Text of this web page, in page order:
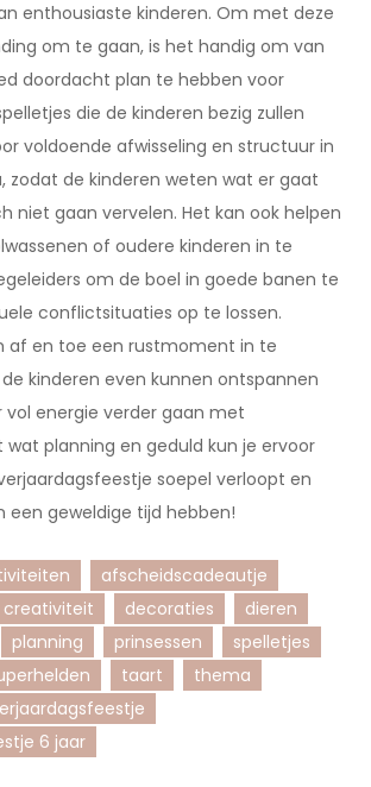
enthousiaste kinderen. Om met deze
om te gaan, is het handig om van
doordacht plan te hebben voor
die de kinderen bezig zullen
voldoende afwisseling en structuur in
zodat de kinderen weten wat er gaat
niet gaan vervelen. Het kan ook helpen
of oudere kinderen in te
om de boel in goede banen te
conflictsituaties op te lossen.
af en toe een rustmoment in te
kinderen even kunnen ontspannen
vol energie verder gaan met
wat planning en geduld kun je ervoor
soepel verloopt en
een geweldige tijd hebben!
afscheidscadeautje
creativiteit decoraties
dieren
planning prinsessen
spelletjes
taart
thema
6 jaar